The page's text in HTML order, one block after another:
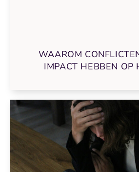
WAAROM
IMPACT HEBBEN OP